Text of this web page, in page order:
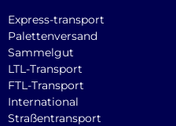
Express-transport
Palettenversand
Sammelgut
LTL-Transport
FTL-Transport
International
Straßentransport